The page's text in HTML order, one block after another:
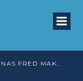
DEPUIS SA CELLULE À OUESSO, JONAS FRED MAKITA DÉNONCE CE QU’IL QUALIFIE DE DÉNI DE JUSTICE